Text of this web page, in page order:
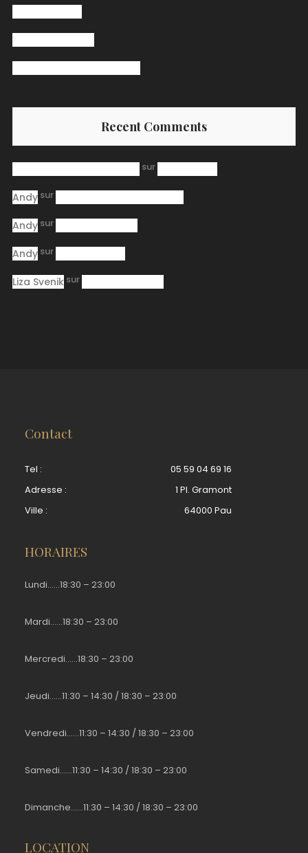
Recent Comments
sur
Andysur
Andysur
Andysur
Liza Sveniksur
Contact
Tel :
05 59 04 69 16
Adresse :
1 Pl. Gramont
Ville :
64000 Pau
HORAIRES
Lundi……18:30 – 23:00
Mardi……18:30 – 23:00
Mercredi……18:30 – 23:00
Jeudi……11:30 – 14:30 / 18:30 – 23:00
Vendredi……11:30 – 14:30 / 18:30 – 23:00
Samedi……11:30 – 14:30 / 18:30 – 23:00
Dimanche……11:30 – 14:30 / 18:30 – 23:00
LOCATION